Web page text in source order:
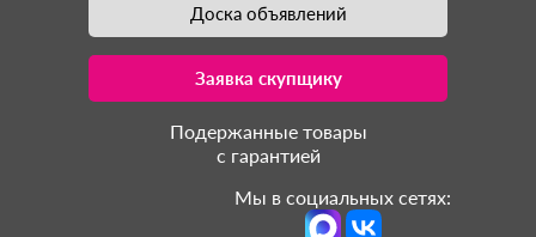
Доска объявлений
Заявка скупщику
Подержанные товары
с гарантией
Мы в социальных сетях: